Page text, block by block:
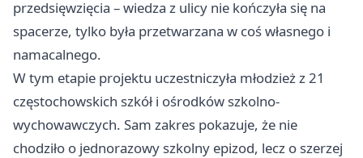
przedsięwzięcia – wiedza z ulicy nie kończyła się na
spacerze, tylko była przetwarzana w coś własnego i
namacalnego.
W tym etapie projektu uczestniczyła młodzież z 21
częstochowskich szkół i ośrodków szkolno-
wychowawczych. Sam zakres pokazuje, że nie
chodziło o jednorazowy szkolny epizod, lecz o szerzej